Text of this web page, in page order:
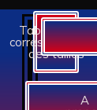
Tableaux des
des tailles
A